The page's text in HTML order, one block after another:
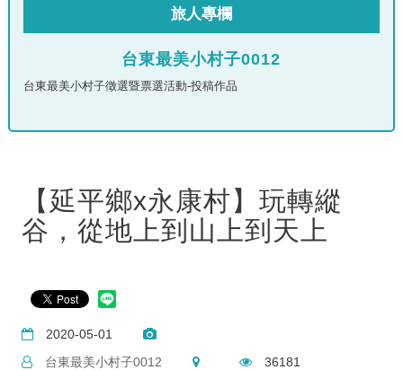
旅人專欄
台東最美小村子0012
台東最美小村子徵選暨票選活動-投稿作品
【延平鄉x永康村】玩轉縱
谷，從地上到山上到天上
2020-05-01
台東最美小村子0012
36181